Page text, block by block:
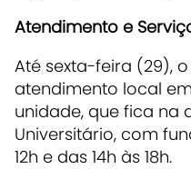
Atendimento e
Até sexta-feira (29),
atendimento local
unidade, que fica na
Universitário, com
12h e das 14h às 18h.